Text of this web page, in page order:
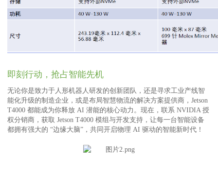
即刻行动，抢占智能先机
无论你是致力于人形机器人研发的创新团队，还是寻求工业产线智
能化升级的制造企业，或是布局智慧物流的解决方案提供商，Jetson
T4000 都能成为你释放 AI 潜能的核心动力。现在，联系 NVIDIA 授
权分销商，获取 Jetson T4000 模组与开发支持，让每一台智能设备
都拥有强大的 “边缘大脑”，共同开启物理 AI 驱动的智能新时代！